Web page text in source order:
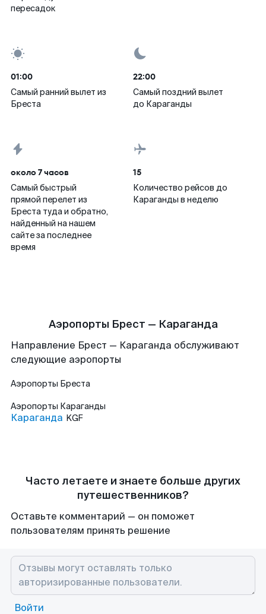
пересадок
01:00
Самый ранний вылет из
Бреста
22:00
Самый поздний вылет
до Караганды
около 7 часов
Самый быстрый
прямой перелет из
Бреста туда и обратно,
найденный на нашем
сайте за последнее
время
15
Количество рейсов до
Караганды в неделю
Аэропорты Брест — Караганда
Направление Брест — Караганда обслуживают
следующие аэропорты
Аэропорты Бреста
Аэропорты Караганды
Караганда KGF
Часто летаете и знаете больше других
путешественников?
Оставьте комментарий — он поможет
пользователям принять решение
Войти